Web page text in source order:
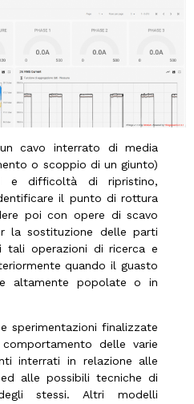
cavo interrato di media
o scoppio di un giunto)
e difficoltà di ripristino,
il punto di rottura
poi con opere di scavo
la sostituzione delle parti
tali operazioni di ricerca e
quando il guasto
altamente popolate o in
sperimentazioni finalizzate
delle varie
interrati in relazione alle
alle possibili tecniche di
stessi. Altri modelli